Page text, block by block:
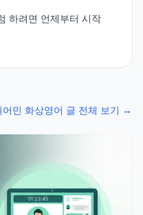
하려면 언제부터 시작
어민 화상영어 글 전체 보기 →